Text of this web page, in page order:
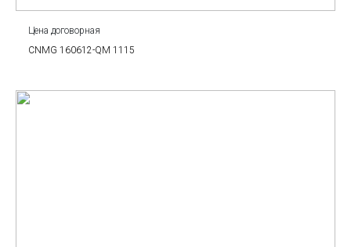
Цена договорная
CNMG 160612-QM 1115